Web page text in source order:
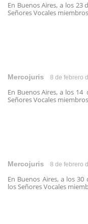
En Buenos Aires, a los 23
Señores Vocales
Mercojuris 8 de febrero
En Buenos Aires, a los
Señores Vocales
Mercojuris 8 de febrero
En Buenos Aires, a los
los Señores Vocales